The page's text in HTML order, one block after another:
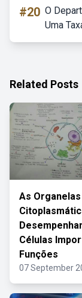
#20 O
Uma
Related Posts
As Organelas
Células
Funções
07 September